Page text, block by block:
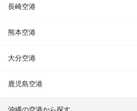
長崎空港
熊本空港
大分空港
鹿児島空港
沖縄の空港から探す